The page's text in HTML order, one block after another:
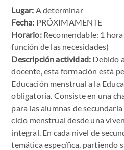
Lugar: A determinar
Fecha: PRÓXIMAMENTE
Horario:Recomendable: 1
función de las necesidades)
Descripción actividad: Debido
docente, esta formación está
Educación menstrual a la
obligatoria. Consiste en una
para las alumnas de
ciclo menstrual desde una
integral. En cada nivel de
temática específica, partiendo